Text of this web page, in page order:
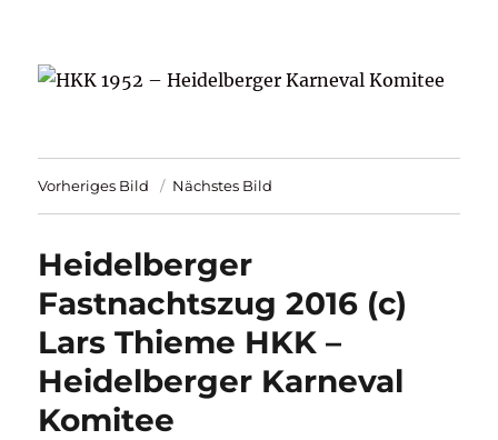
HKK 1952 – Heidelberger Karneval
Komitee
Vorheriges Bild Nächstes Bild
Heidelberger
Fastnachtszug 2016 (c)
Lars Thieme HKK –
Heidelberger Karneval
Komitee